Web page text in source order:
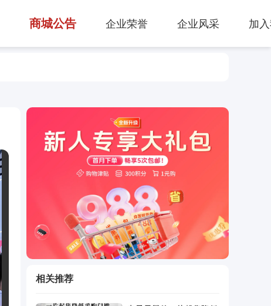
商城公告 企业荣誉 企业风采 加
相关推荐